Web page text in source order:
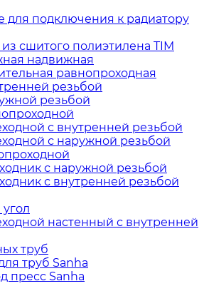
для подключения к радиатору
сшитого полиэтилена TIM
надвижная
равнопроходная
резьбой
резьбой
с внутренней резьбой
с наружной резьбой
с наружной резьбой
с внутренней резьбой
настенный с внутренней
труб
труб Sanha
пресс Sanha